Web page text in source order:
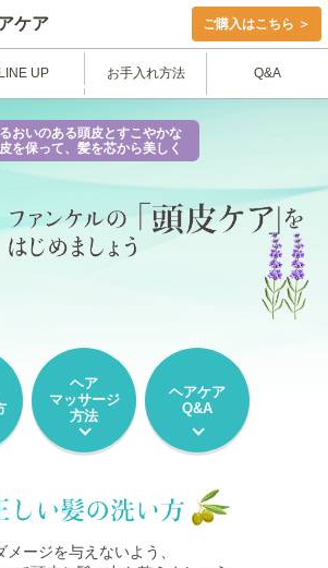
ケア ご購入はこちら ＞
LINE UP お手入れ方法 Q&A
おいのある頭皮とすこやかな
を保って、髪を芯から美しく
ヘア
マッサージ
方法
ヘアケア
Q&A
メージを与えないよう、